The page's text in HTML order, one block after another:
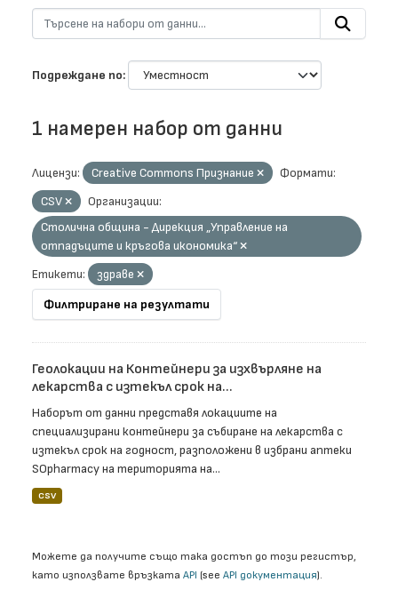
Подреждане по
1 намерен набор от данни
Лицензи: Creative Commons Признание
Формати:
CSV
Организации:
Столична община - Дирекция „Управление на
отпадъците и кръгова икономика“
Етикети:
здраве
Филтриране на резултати
Геолокации на Контейнери за изхвърляне на
лекарства с изтекъл срок на...
Наборът от данни представя локациите на
специализирани контейнери за събиране на лекарства с
изтекъл срок на годност, разположени в избрани аптеки
SOpharmacy на територията на...
CSV
Можете да получите също така достъп до този регистър,
като използвате връзката API (see API документация).